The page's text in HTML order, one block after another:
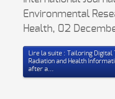
Environmental
Health, 02
Lire la suite : Tailoring Digital
Radiation and Health
after a...